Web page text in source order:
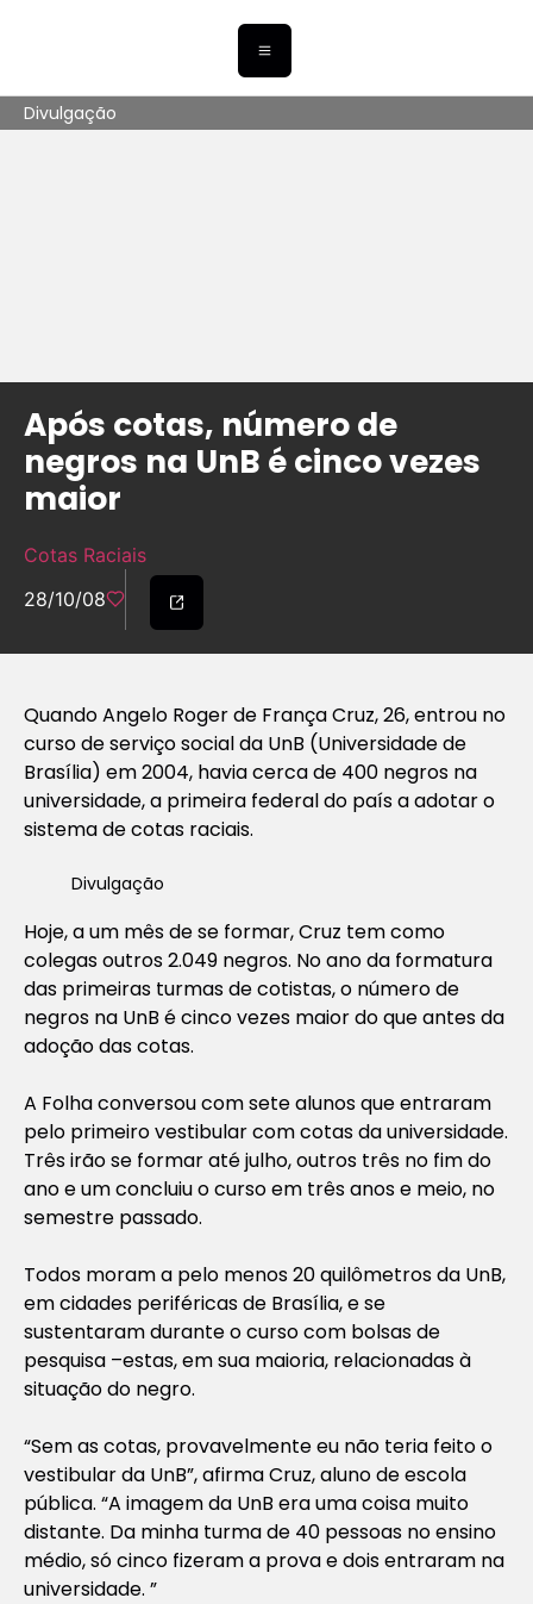
Divulgação
Após cotas, número de
negros na UnB é cinco vezes
maior
Cotas Raciais
28/10/08
Quando Angelo Roger de França Cruz, 26, entrou no
curso de serviço social da UnB (Universidade de
Brasília) em 2004, havia cerca de 400 negros na
universidade, a primeira federal do país a adotar o
sistema de cotas raciais.
Divulgação
Hoje, a um mês de se formar, Cruz tem como
colegas outros 2.049 negros. No ano da formatura
das primeiras turmas de cotistas, o número de
negros na UnB é cinco vezes maior do que antes da
adoção das cotas.
A Folha conversou com sete alunos que entraram
pelo primeiro vestibular com cotas da universidade.
Três irão se formar até julho, outros três no fim do
ano e um concluiu o curso em três anos e meio, no
semestre passado.
Todos moram a pelo menos 20 quilômetros da UnB,
em cidades periféricas de Brasília, e se
sustentaram durante o curso com bolsas de
pesquisa –estas, em sua maioria, relacionadas à
situação do negro.
“Sem as cotas, provavelmente eu não teria feito o
vestibular da UnB”, afirma Cruz, aluno de escola
pública. “A imagem da UnB era uma coisa muito
distante. Da minha turma de 40 pessoas no ensino
médio, só cinco fizeram a prova e dois entraram na
universidade. ”